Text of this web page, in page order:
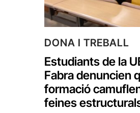
DONA I TREBALL
Estudiants de la
Fabra denuncien
formació
feines